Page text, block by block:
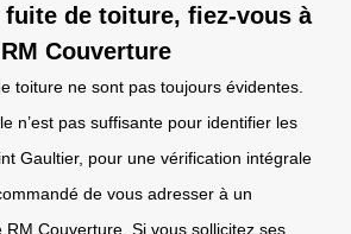
fuite de toiture, fiez-vous à
Couverture
toiture ne sont pas toujours évidentes.
n’est pas suffisante pour identifier les
Gaultier, pour une vérification intégrale
de vous adresser à un
RM Couverture. Si vous sollicitez ses